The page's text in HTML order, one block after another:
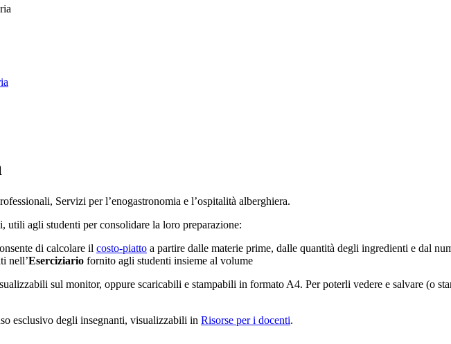
Servizi per l’enogastronomia e l’ospitalità alberghiera.
agli studenti per consolidare la loro preparazione:
di calcolare il costo-piatto a partire dalle materie prime, dalle quantità degli ingredienti e dal
nell’Eserciziario fornito agli studenti insieme al volume
sul monitor, oppure scaricabili e stampabili in formato A4. Per poterli vedere e salvare (o
esclusivo degli insegnanti, visualizzabili in Risorse per i docenti.